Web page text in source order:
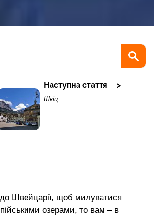
Наступна стаття
Швіц
Швейцарії, щоб милуватися
озерами, то вам – в